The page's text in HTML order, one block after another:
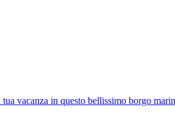
vacanza in questo bellissimo borgo